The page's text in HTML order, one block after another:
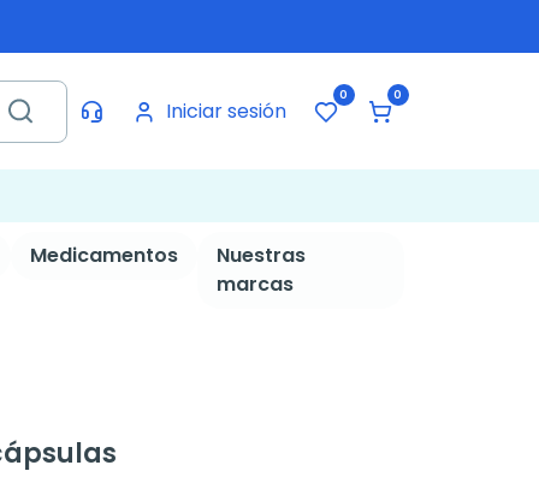
Iniciar sesión
0 0
Medicamentos
Nuestras
marcas